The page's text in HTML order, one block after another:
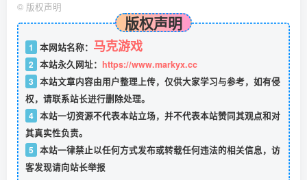
© 版权声明
版权声明
1 本网站名称： 马克游戏
2 本站永久网址： https://www.markyx.cc
3 本站文章内容由用户整理上传，仅供大家学习与参考，如有侵
权，请联系站长进行删除处理。
4 本站一切资源不代表本站立场，并不代表本站赞同其观点和对
其真实性负责。
5 本站一律禁止以任何方式发布或转载任何违法的相关信息，访
客发现请向站长举报